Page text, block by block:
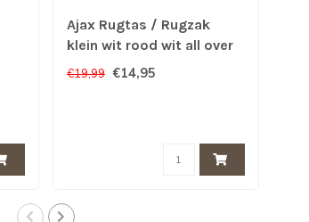
Ajax Rugtas / Rugzak
klein wit rood wit all over
logo XXX
€19,99 €14,95